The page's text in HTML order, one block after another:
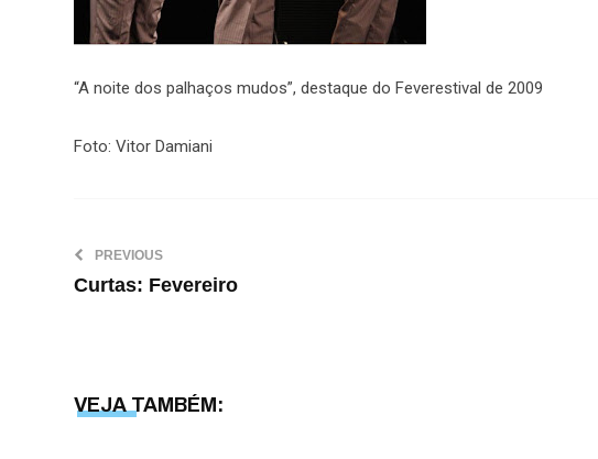
“A noite dos palhaços mudos”, destaque do Feverestival de 2009
Foto: Vitor Damiani
PREVIOUS
Curtas: Fevereiro
VEJA TAMBÉM: